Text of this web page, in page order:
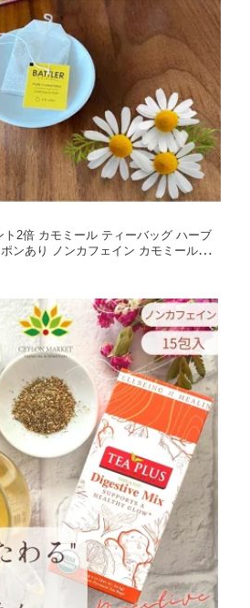
ト2倍 カモミール ティーバッグ ハーブ
ンあり ノンカフェイン カモミールテ
誕生日 1000円 睡眠改善 安眠 癒し ギ
ス おしゃれ 小分け可能 寝る前 ホテル